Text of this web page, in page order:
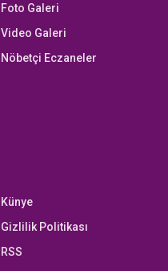
Foto Galeri
Video Galeri
Nöbetçi Eczaneler
Künye
Gizlilik Politikası
RSS